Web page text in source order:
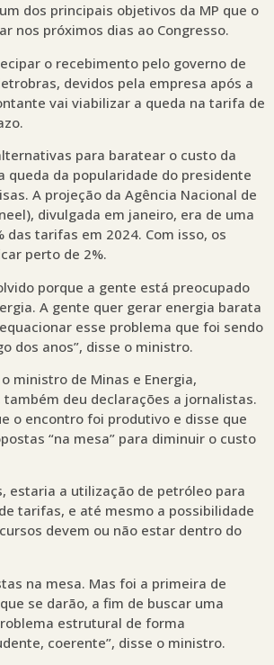
dos principais objetivos da MP que o
nos próximos dias ao Congresso.
o recebimento pelo governo de
devidos pela empresa após a
vai viabilizar a queda na tarifa de
para baratear o custo da
queda da popularidade do presidente
A projeção da Agência Nacional de
divulgada em janeiro, era de uma
das tarifas em 2024. Com isso, os
perto de 2%.
porque a gente está preocupado
A gente quer gerar energia barata
esse problema que foi sendo
dos anos”, disse o ministro.
ministro de Minas e Energia,
também deu declarações a jornalistas.
o encontro foi produtivo e disse que
“na mesa” para diminuir o custo
estaria a utilização de petróleo para
tarifas, e até mesmo a possibilidade
devem ou não estar dentro do
na mesa. Mas foi a primeira de
se darão, a fim de buscar uma
estrutural de forma
coerente”, disse o ministro.